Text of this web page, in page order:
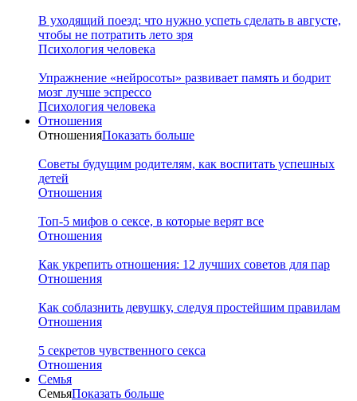
В уходящий поезд: что нужно успеть сделать в августе,
чтобы не потратить лето зря
Психология человека
Упражнение «нейросоты» развивает память и бодрит
мозг лучше эспрессо
Психология человека
Отношения
ОтношенияПоказать больше
Советы будущим родителям, как воспитать успешных
детей
Отношения
Топ-5 мифов о сексе, в которые верят все
Отношения
Как укрепить отношения: 12 лучших советов для пар
Отношения
Как соблазнить девушку, следуя простейшим правилам
Отношения
5 секретов чувственного секса
Отношения
Семья
СемьяПоказать больше